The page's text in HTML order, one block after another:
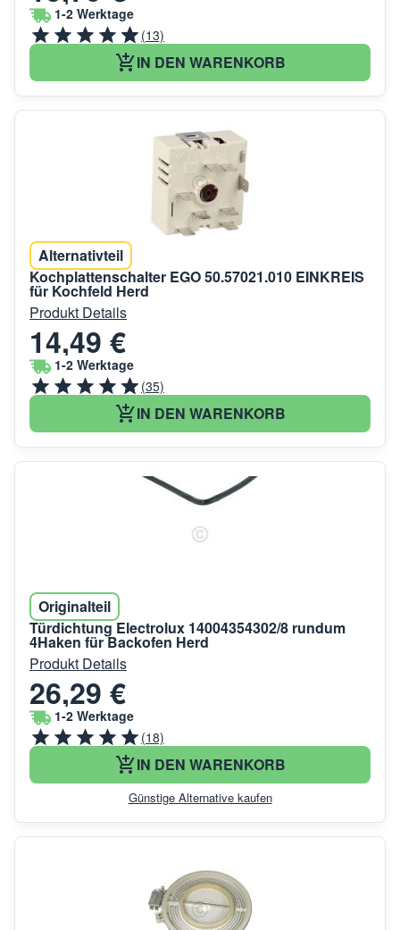
1-2 Werktage
(13)
IN DEN WARENKORB
Alternativteil
Kochplattenschalter EGO 50.57021.010 EINKREIS
für Kochfeld Herd
Produkt Details
14,49 €
1-2 Werktage
(35)
IN DEN WARENKORB
Originalteil
Türdichtung Electrolux 14004354302/8 rundum
4Haken für Backofen Herd
Produkt Details
26,29 €
1-2 Werktage
(18)
IN DEN WARENKORB
Günstige Alternative kaufen